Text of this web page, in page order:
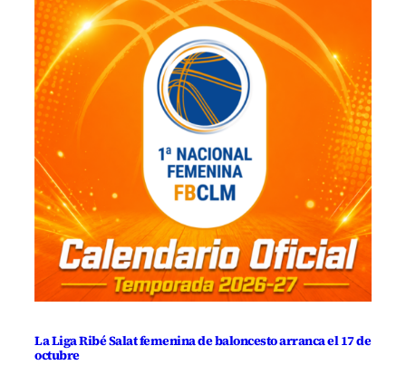
La Liga Ribé Salat femenina de baloncesto arranca el 17 de
octubre